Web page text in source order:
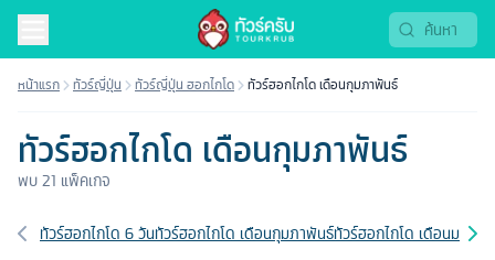
หน้าแรก ทัวร์ญี่ปุ่น ทัวร์ญี่ปุ่น ฮอกไกโด ทัวร์ฮอกไกโด เดือนกุมภาพันธ์
ทัวร์ฮอกไกโด เดือนกุมภาพันธ์
พบ21 แพ็คเกจ
เส้นทางที่เกี่ยวข้อง
ทัวร์ฮอกไกโด 6 วันทัวร์ฮอกไกโด เดือนกุมภาพันธ์ทัวร์ฮอกไกโด เดือนมกรา